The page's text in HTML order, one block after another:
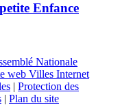
Enfance
| Protection des
| Plan du site